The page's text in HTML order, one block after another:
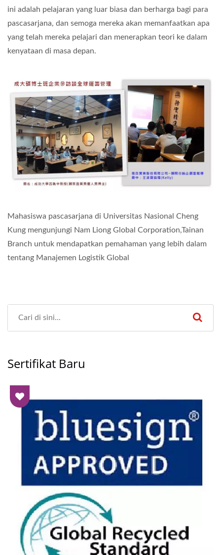
ini adalah pelajaran yang luar biasa dan berharga bagi para
pascasarjana, dan semoga mereka akan memanfaatkan apa
yang telah mereka pelajari dan menerapkan teori ke dalam
kenyataan di masa depan.
Mahasiswa pascasarjana di Universitas Nasional Cheng
Kung mengunjungi Nam Liong Global Corporation,Tainan
Branch untuk mendapatkan pemahaman yang lebih dalam
tentang Manajemen Logistik Global
Sertifikat Baru